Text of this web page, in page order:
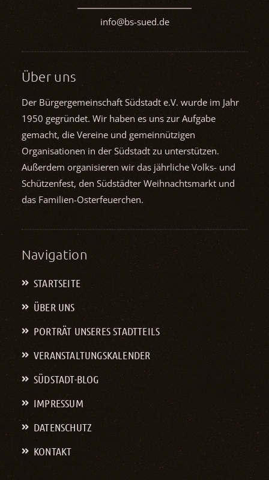
info@bs-sued.de
Über uns
Der Bürgergemeinschaft Südstadt e.V. wurde im Jahr
1950 gegründet. Wir haben es uns zur Aufgabe
gemacht, die Vereine und gemein­nützigen
Organisationen in der Südstadt zu unterstützen.
Außerdem organisieren wir das jährliche Volks- und
Schützenfest, den Südstädter Weihnachts­markt und
das Familien-Osterfeuerchen.
Navigation
STARTSEITE
ÜBER UNS
PORTRÄT UNSERES STADTTEILS
VERANSTALTUNGS­KALENDER
SÜDSTADT-BLOG
IMPRESSUM
DATENSCHUTZ
KONTAKT